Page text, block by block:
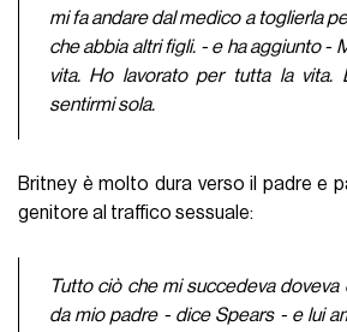
mi fa andare dal medico a toglierla
che abbia altri figli. - e ha aggiunto -
vita. Ho lavorato per tutta la vita.
sentirmi sola.
Britney è molto dura verso il padre e
genitore al traffico sessuale:
Tutto ciò che mi succedeva
da mio padre - dice Spears - e lui